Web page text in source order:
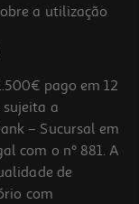
a utilização
pago em 12
sujeita a
– Sucursal em
com o nº 881. A
de
com